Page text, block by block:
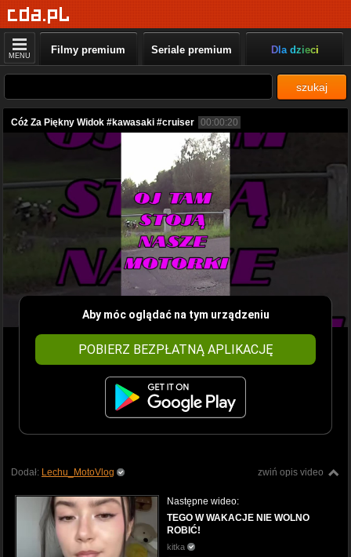
MENU Filmy premium Seriale premium Dla dzieci
szukaj
Cóż Za Piękny Widok #kawasaki #cruiser 00:00:20
Aby móc oglądać na tym urządzeniu
POBIERZ BEZPŁATNĄ APLIKACJĘ
zwiń opis video
Dodał: Lechu_MotoVlog
Następne wideo:
TEGO W WAKACJE NIE WOLNO
ROBIĆ!
kitka